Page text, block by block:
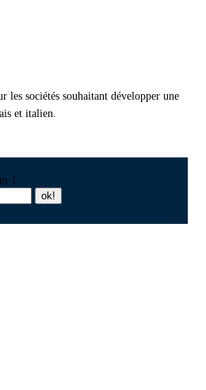
les sociétés souhaitant développer une
et italien.
!